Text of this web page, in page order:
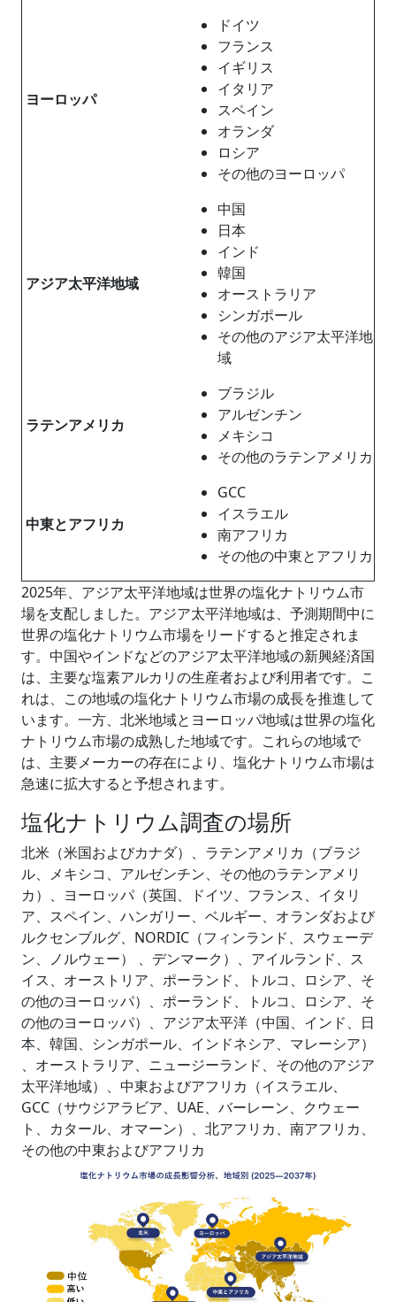
ヨーロッパ
ドイツ
フランス
イギリス
イタリア
スペイン
オランダ
ロシア
その他のヨーロッパ
アジア太平洋地域
中国
日本
インド
韓国
オーストラリア
シンガポール
その他のアジア太平洋地
域
ラテンアメリカ
ブラジル
アルゼンチン
メキシコ
その他のラテンアメリカ
中東とアフリカ
GCC
イスラエル
南アフリカ
その他の中東とアフリカ
2025年、アジア太平洋地域は世界の塩化ナトリウム市
場を支配しました。アジア太平洋地域は、予測期間中に
世界の塩化ナトリウム市場をリードすると推定されま
す。中国やインドなどのアジア太平洋地域の新興経済国
は、主要な塩素アルカリの生産者および利用者です。こ
れは、この地域の塩化ナトリウム市場の成長を推進して
います。一方、北米地域とヨーロッパ地域は世界の塩化
ナトリウム市場の成熟した地域です。これらの地域で
は、主要メーカーの存在により、塩化ナトリウム市場は
急速に拡大すると予想されます。
塩化ナトリウム調査の場所
北米（米国およびカナダ）、ラテンアメリカ（ブラジ
ル、メキシコ、アルゼンチン、その他のラテンアメリ
カ）、ヨーロッパ（英国、ドイツ、フランス、イタリ
ア、スペイン、ハンガリー、ベルギー、オランダおよび
ルクセンブルグ、NORDIC（フィンランド、スウェーデ
ン、ノルウェー） 、デンマーク）、アイルランド、ス
イス、オーストリア、ポーランド、トルコ、ロシア、そ
の他のヨーロッパ）、ポーランド、トルコ、ロシア、そ
の他のヨーロッパ）、アジア太平洋（中国、インド、日
本、韓国、シンガポール、インドネシア、マレーシア）
、オーストラリア、ニュージーランド、その他のアジア
太平洋地域）、中東およびアフリカ（イスラエル、
GCC（サウジアラビア、UAE、バーレーン、クウェー
ト、カタール、オマーン）、北アフリカ、南アフリカ、
その他の中東およびアフリカ